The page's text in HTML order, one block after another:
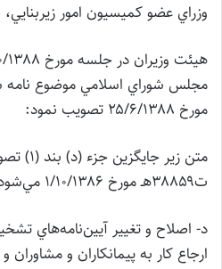
وزراي عضو كميسيون امور
مورخ ۲۵/۶/۱۳۸۸ تصويب نمود:
ت۳۸۸۵۹هـ مورخ ۱/۱۰/۱۳۸۶ مي‌شود:
د- اصلاح و تغيير آيين‌نامه‌هاي
ارجاع كار به پيمانكاران و